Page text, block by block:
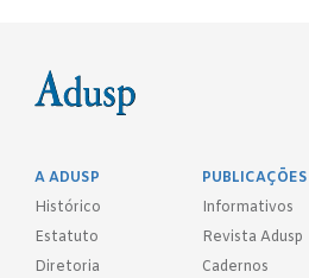
A ADUSP
Histórico
Estatuto
Diretoria
PUBLICAÇÕES
Informativos
Revista Adusp
Cadernos